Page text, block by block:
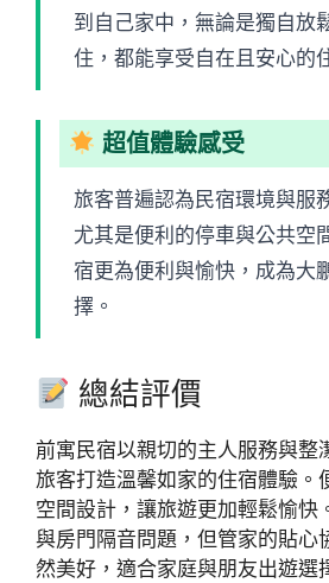
到自己家中，無論是獨自放
住，都能享受自在且安心的
超值體驗感受
旅客普遍認為民宿環境與服
尤其是便利的停車與公共空
宿更為便利與愉快，成為大
擇。
總結評價
前寓民宿以親切的主人服務與整
旅客打造溫馨如家的住宿體驗。
空間設計，讓旅遊更加輕鬆愉快
與房門隔音問題，但管家的貼心
然美好，適合家庭與朋友出遊選